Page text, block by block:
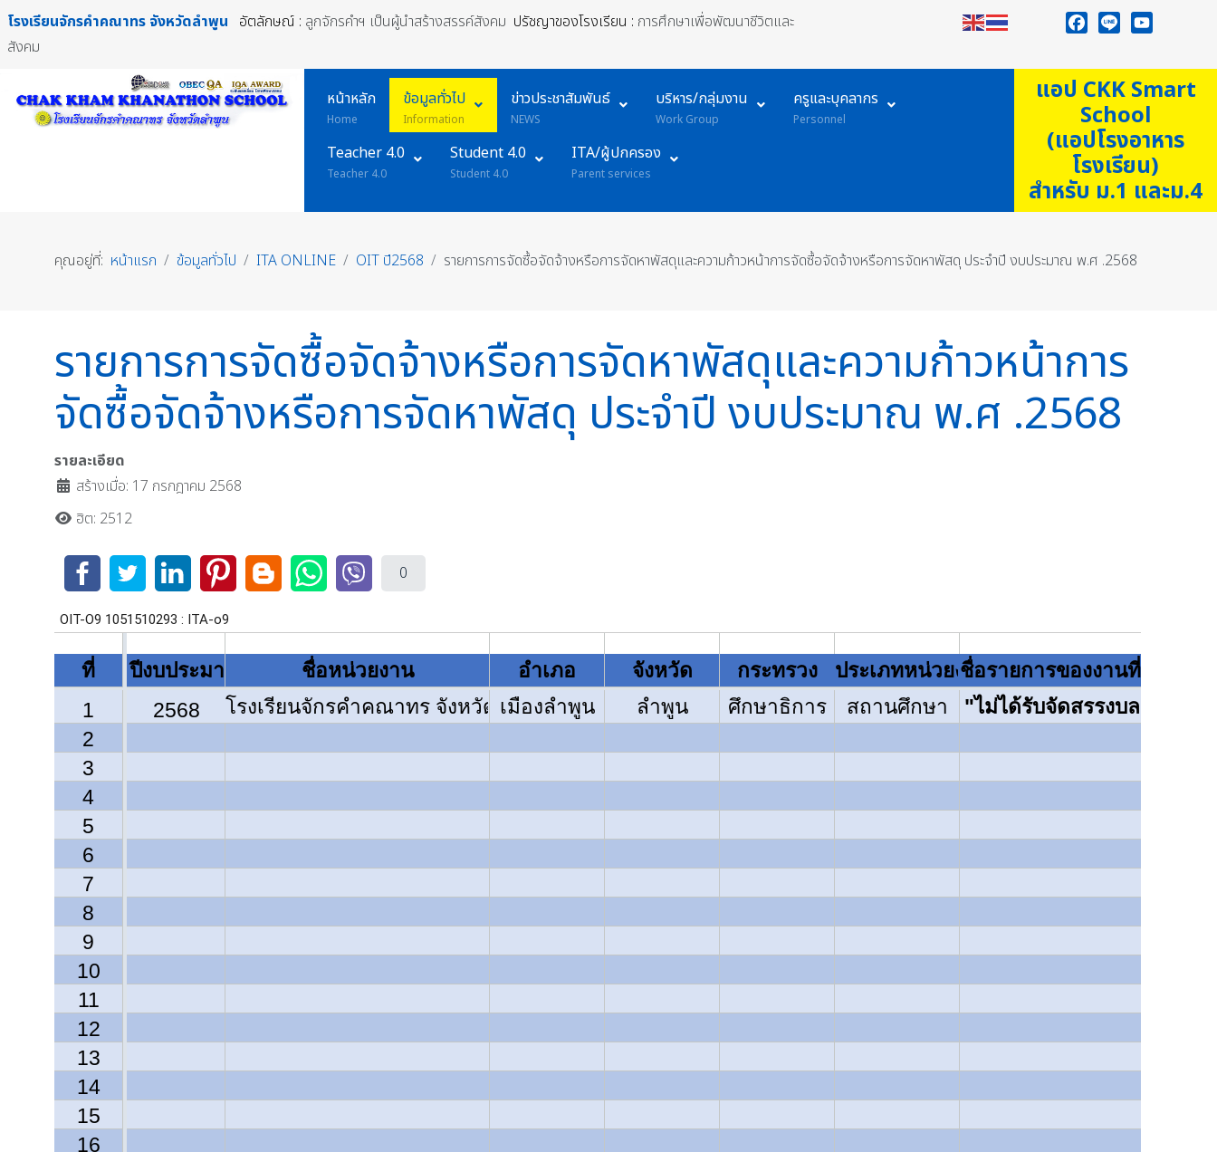
โรงเรียนจักรคำคณาทร จังหวัดลำพูน อัตลักษณ์ : ลูกจักรคำฯ เป็นผู้นำสร้างสรรค์สังคม ปรัชญาของโรงเรียน : การศึกษาเพื่อพัฒนาชีวิตและ
สังคม
หน้าหลัก
Home
ข้อมูลทั่วไป
Information
ข่าวประชาสัมพันธ์
NEWS
บริหาร/กลุ่มงาน
Work Group
ครูและบุคลากร
Personnel
Teacher 4.0
Teacher 4.0
Student 4.0
Student 4.0
ITA/ผู้ปกครอง
Parent services
แอป CKK Smart
School
(แอปโรงอาหาร
โรงเรียน)
สำหรับ ม.1 และม.4
คุณอยู่ที่: หน้าแรก ข้อมูลทั่วไป ITA ONLINE OIT ปี2568 รายการการจัดซื้อจัดจ้างหรือการจัดหาพัสดุและความก้าวหน้าการจัดซื้อจัดจ้างหรือการจัดหาพัสดุ ประจำปี งบประมาณ พ.ศ .2568
รายการการจัดซื้อจัดจ้างหรือการจัดหาพัสดุและความก้าวหน้าการ
จัดซื้อจัดจ้างหรือการจัดหาพัสดุ ประจำปี งบประมาณ พ.ศ .2568
รายละเอียด
สร้างเมื่อ: 17 กรกฎาคม 2568
ฮิต: 2512
0